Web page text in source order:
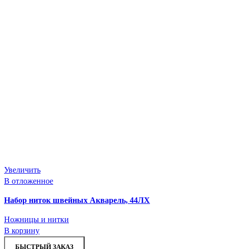
Увеличить
В отложенное
Набор ниток швейных Акварель, 44ЛХ
Ножницы и нитки
В корзину
БЫСТРЫЙ ЗАКАЗ